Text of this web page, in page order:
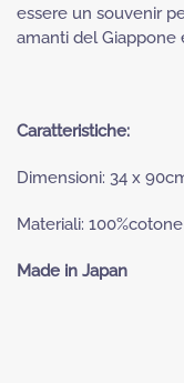
essere un souvenir
amanti del Giappone
Caratteristiche:
Dimensioni: 34 x
Materiali: 100%cotone
Made in Japan